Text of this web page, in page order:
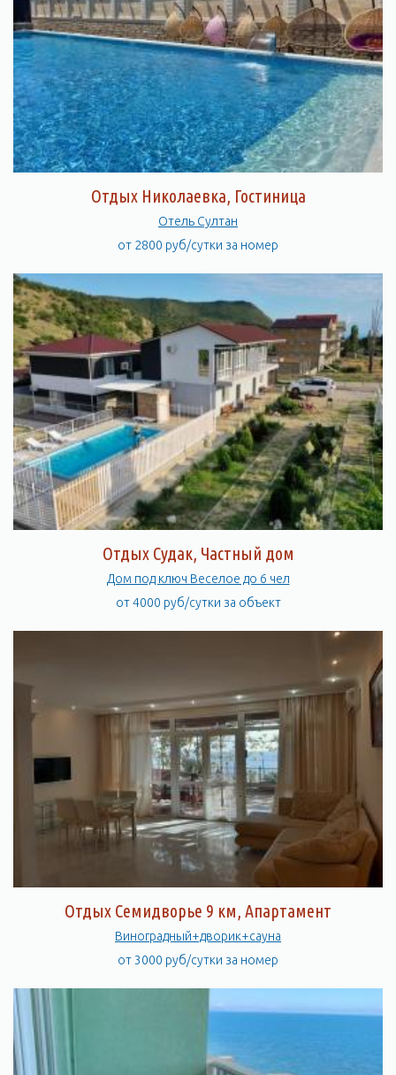
Отдых Николаевка, Гостиница
Отель Султан
от 2800 руб/сутки за номер
Отдых Судак, Частный дом
Дом под ключ Веселое до 6 чел
от 4000 руб/сутки за объект
Отдых Семидворье 9 км, Апартамент
Виноградный+дворик+сауна
от 3000 руб/сутки за номер